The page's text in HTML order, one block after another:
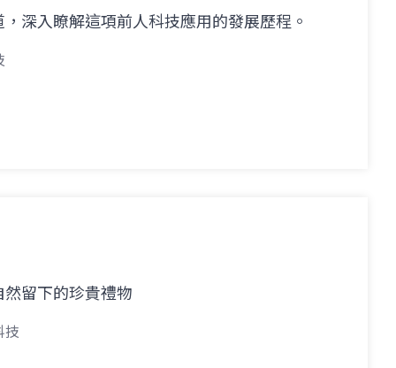
深入瞭解這項前人科技應用的發展歷程。
留下的珍貴禮物
技